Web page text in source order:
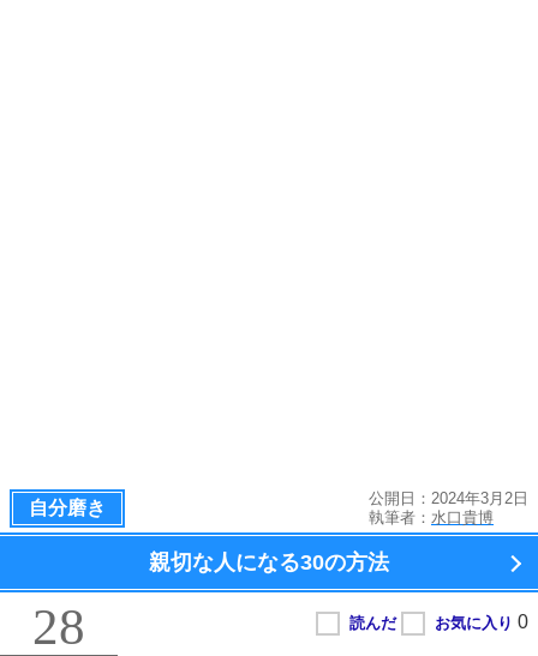
自分磨き
公開日：2024年3月2日
執筆者： 水口貴博
親切な人になる30の方法
28